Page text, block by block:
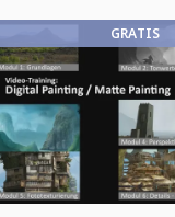
GRATIS